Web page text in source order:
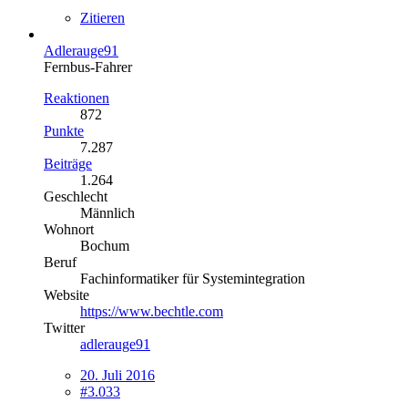
Zitieren
Adlerauge91
Fernbus-Fahrer
Reaktionen
872
Punkte
7.287
Beiträge
1.264
Geschlecht
Männlich
Wohnort
Bochum
Beruf
Fachinformatiker für Systemintegration
Website
https://www.bechtle.com
Twitter
adlerauge91
20. Juli 2016
#3.033